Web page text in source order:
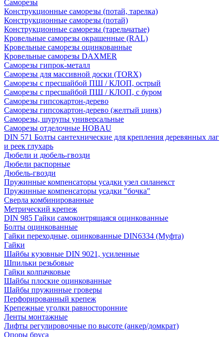
Саморезы
Конструкционные саморезы (потай, тарелка)
Конструкционные саморезы (потай)
Конструкционные саморезы (тарельчатые)
Кровельные саморезы окрашенные (RAL)
Кровельные саморезы оцинкованные
Кровельные саморезы DAXMER
Саморезы гипрок-металл
Саморезы для массивной доски (TORX)
Саморезы с пресшайбой ПШ / КЛОП, острый
Саморезы с пресшайбой ПШ / КЛОП, с буром
Саморезы гипсокартон-дерево
Саморезы гипсокартон-дерево (желтый цинк)
Саморезы, шурупы универсальные
Саморезы отделочные HOBAU
DIN 571 Болты сантехнические для крепления деревянных лаг
и реек глухарь
Дюбели и дюбель-гвозди
Дюбели распорные
Дюбель-гвозди
Пружинные компенсаторы усадки узел силанекст
Пружинные компенсаторы усадки "бочка"
Сверла комбинированные
Метрический крепеж
DIN 985 Гайки самоконтрящаяся оцинкованные
Болты оцинкованные
Гайки переходные, оцинкованные DIN6334 (Муфта)
Гайки
Шайбы кузовные DIN 9021, усиленные
Шпильки резьбовые
Гайки колпачковые
Шайбы плоские оцинкованные
Шайбы пружинные гроверы
Перфорированный крепеж
Крепежные уголки равносторонние
Ленты монтажные
Лифты регулировочные по высоте (анкер/домкрат)
Опоры бруса